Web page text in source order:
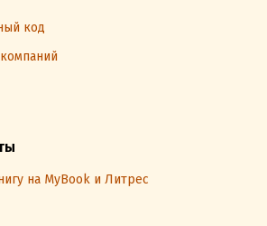
код
на MyBook и Литрес